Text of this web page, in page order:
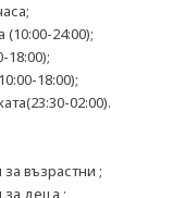
24:00);
18:00);
18:00);
02:00).
възрастни ;